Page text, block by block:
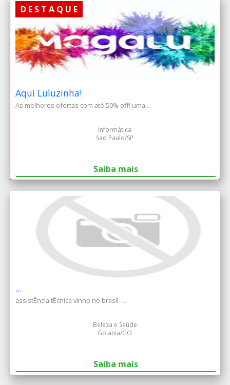
D E S T A Q U E
Aqui Luluzinha!
As melhores ofertas com até 50% off! uma...
Informática
Sao Paulo/SP
Saiba mais
...
assistÊncia tÉcnica vinno no brasil -...
Beleza e Saúde
Goiania/GO
Saiba mais